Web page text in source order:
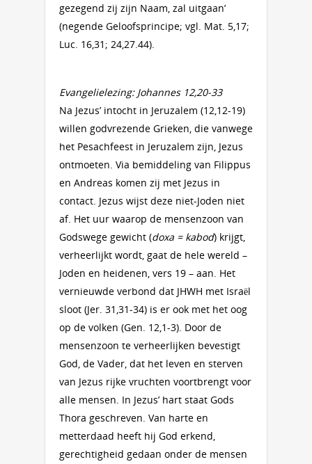
gezegend zij zijn Naam, zal uitgaan’
(negende Geloofsprincipe; vgl. Mat. 5,17;
Luc. 16,31; 24,27.44).
Evangelielezing: Johannes 12,20-33
Na Jezus’ intocht in Jeruzalem (12,12-19)
willen godvrezende Grieken, die vanwege
het Pesachfeest in Jeruzalem zijn, Jezus
ontmoeten. Via bemiddeling van Filippus
en Andreas komen zij met Jezus in
contact. Jezus wijst deze niet-Joden niet
af. Het uur waarop de mensenzoon van
Godswege gewicht (doxa = kabod) krijgt,
verheerlijkt wordt, gaat de hele wereld –
Joden en heidenen, vers 19 – aan. Het
vernieuwde verbond dat JHWH met Israël
sloot (Jer. 31,31-34) is er ook met het oog
op de volken (Gen. 12,1-3). Door de
mensenzoon te verheerlijken bevestigt
God, de Vader, dat het leven en sterven
van Jezus rijke vruchten voortbrengt voor
alle mensen. In Jezus’ hart staat Gods
Thora geschreven. Van harte en
metterdaad heeft hij God erkend,
gerechtigheid gedaan onder de mensen